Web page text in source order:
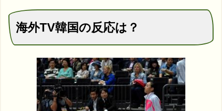
海外TV韓国の反応は？